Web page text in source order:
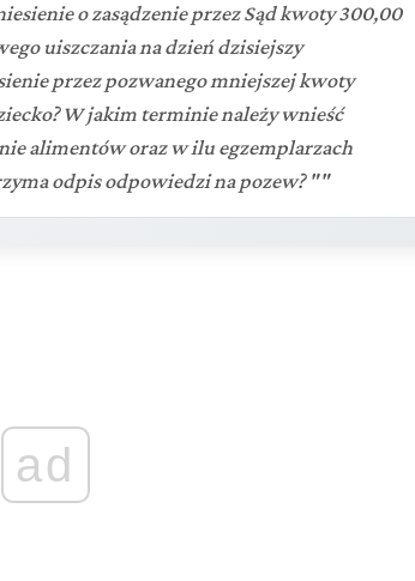
o zasądzenie przez Sąd kwoty 300,00
uiszczania na dzień dzisiejszy
przez pozwanego mniejszej kwoty
W jakim terminie należy wnieść
alimentów oraz w ilu egzemplarzach
odpis odpowiedzi na pozew? ""
ad